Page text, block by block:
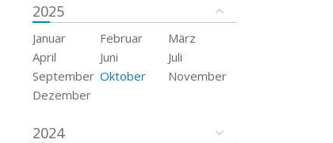
2025
Januar Februar
März
April
Juni
Juli
September Oktober
November
Dezember
2024